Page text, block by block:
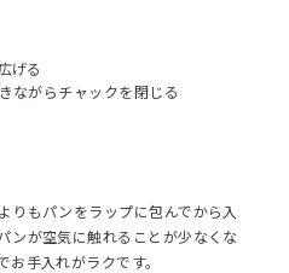
げる
ながらチャックを閉じる
りもパンをラップに包んでから入
ンが空気に触れることが少なくな
手入れがラクです。